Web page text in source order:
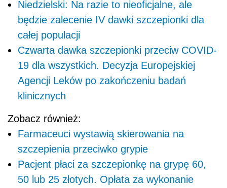
Niedzielski: Na razie to nieoficjalne, ale
będzie zalecenie IV dawki szczepionki dla
całej populacji
Czwarta dawka szczepionki przeciw COVID-
19 dla wszystkich. Decyzja Europejskiej
Agencji Leków po zakończeniu badań
klinicznych
Zobacz również:
Farmaceuci wystawią skierowania na
szczepienia przeciwko grypie
Pacjent płaci za szczepionkę na grypę 60,
50 lub 25 złotych. Opłata za wykonanie